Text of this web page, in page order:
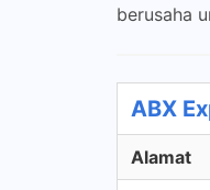
berusaha
ABX
Alamat